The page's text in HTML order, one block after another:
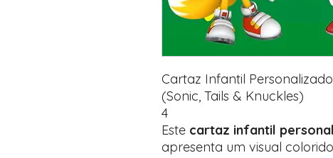
Cartaz Infantil
(Sonic, Tails & Knuckles)
4
Este cartaz infantil
apresenta um visual